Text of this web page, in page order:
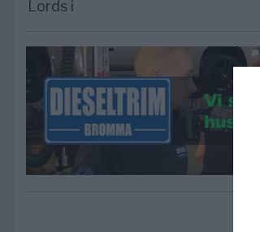
Lords i